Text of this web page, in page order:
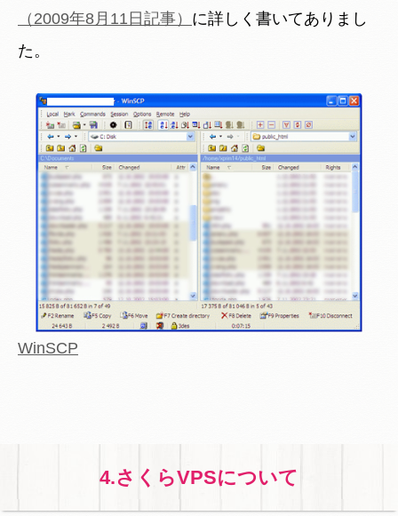
（2009年8月11日記事） に詳しく書いてありまし
た。
WinSCP
4.さくらVPSについて